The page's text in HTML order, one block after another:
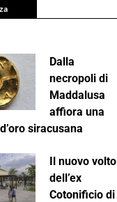
Dalla
necropoli di
Maddalusa
affiora una
siracusana
Il nuovo volto
dell’ex
Cotonificio di